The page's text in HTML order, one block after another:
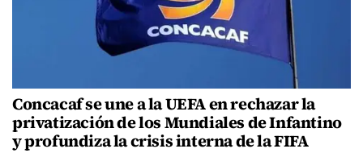
Concacaf se une a la UEFA en rechazar la
privatización de los Mundiales de Infantino
y profundiza la crisis interna de la FIFA